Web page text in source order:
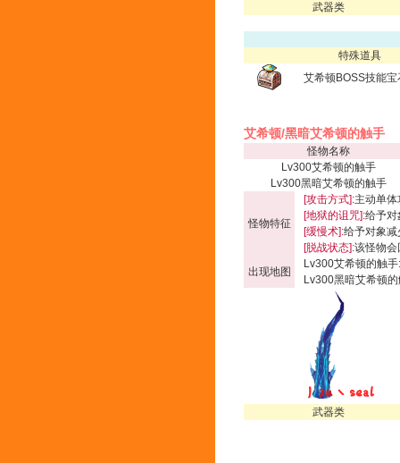
武器类
特殊道具
艾希顿BOSS技能宝
艾希顿/黑暗艾希顿的触手
怪物名称
Lv300艾希顿的触手
Lv300黑暗艾希顿的触手
怪物特征
[攻击方式]:主动单体
[地狱的诅咒]:给予对
[缓慢术]:给予对象
[脱战状态]:该怪物会
出现地图
Lv300艾希顿的触手:
Lv300黑暗艾希顿
武器类